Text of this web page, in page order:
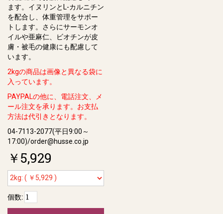
ます。イヌリンとL-カルニチン
を配合し、体重管理をサポー
トします。さらにサーモンオ
イルや亜⿇仁、ビオチンが⽪
膚・被⽑の健康にも配慮して
います。
2kgの商品は画像と異なる袋に
入っています。
PAYPALの他に、電話注文、メ
ール注文を承ります。お支払
方法は代引きとなります。
04-7113-2077(平日9:00～
17:00)/order@husse.co.jp
￥5,929
個数: